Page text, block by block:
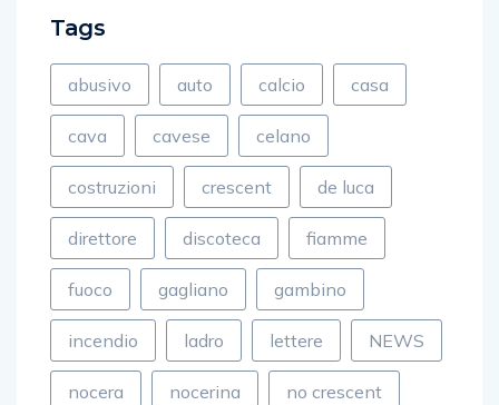
Tags
abusivo auto calcio casa
cava cavese celano
costruzioni crescent de luca
direttore discoteca fiamme
fuoco gagliano gambino
incendio ladro lettere NEWS
nocera nocerina no crescent